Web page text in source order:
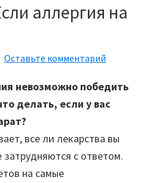
аллергия на
Оставьте комментарий
невозможно победить
делать, если у вас
все ли лекарства вы
затрудняются с ответом.
на самые